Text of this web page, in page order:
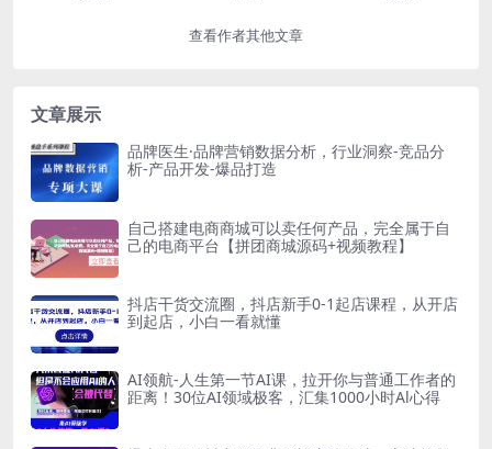
查看作者其他文章
文章展示
品牌医生·品牌营销数据分析，行业洞察-竞品分
析-产品开发-爆品打造
自己搭建电商商城可以卖任何产品，完全属于自
己的电商平台【拼团商城源码+视频教程】
抖店干货交流圈，抖店新手0-1起店课程，从开店
到起店，小白一看就懂
AI领航-人生第一节AI课，拉开你与普通工作者的
距离！30位AI领域极客，汇集1000小时Al心得